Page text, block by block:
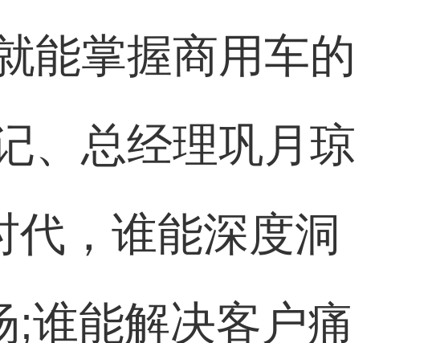
能掌握商用车的
、总经理巩月琼
，谁能深度洞
;谁能解决客户痛